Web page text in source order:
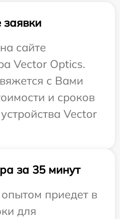
сайте
Vector Optics.
с Вами
и сроков
Vector
за 35 минут
приедет в
для